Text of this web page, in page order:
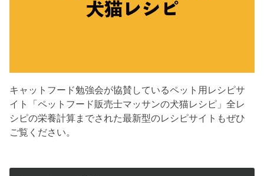
キャットフード勉強会が協賛しているペット用レシピサ
イト「ペットフード販売士マッサンの犬猫レシピ」全レ
シピの栄養計算までされた最新型のレシピサイトもぜひ
ご覧ください。